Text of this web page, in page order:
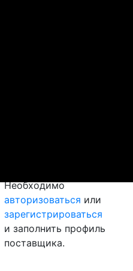
Необходимо
авторизоваться или
зарегистрироваться
и заполнить профиль
поставщика.